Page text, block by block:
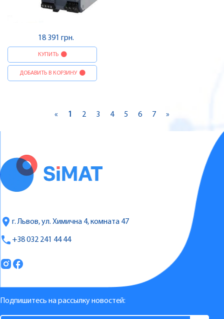
18 391 грн.
КУПИТЬ
ДОБАВИТЬ В КОРЗИНУ
« 1 2 3 4 5 6 7 »
г. Львов, ул. Химична 4, комната 47
+38 032 241 44 44
Подпишитесь на рассылку новостей: